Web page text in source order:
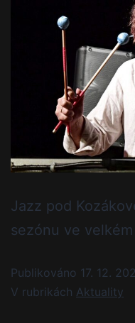
Jazz pod
sezónu ve
Publikováno 17. 12.
V rubrikách Aktuality